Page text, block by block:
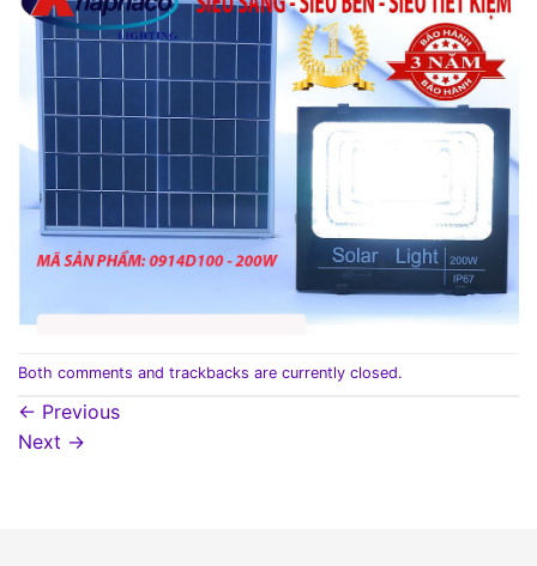
Both comments and trackbacks are currently closed.
← Previous
Next →